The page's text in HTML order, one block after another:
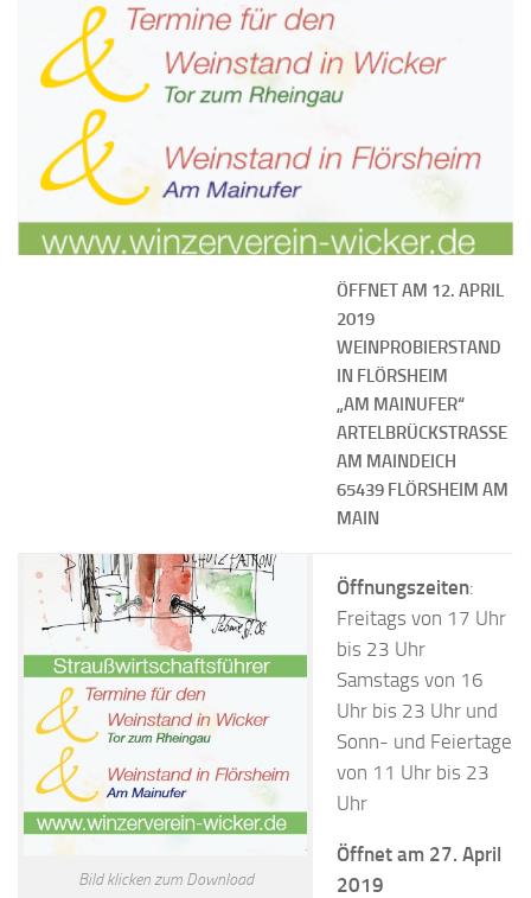
Bild klicken zum Download
ÖFFNET AM 12. APRIL
2019
WEINPROBIERSTAND
IN FLÖRSHEIM
„AM MAINUFER“
ARTELBRÜCKSTRASSE
AM MAINDEICH
65439 FLÖRSHEIM AM
MAIN
Öffnungszeiten:
Freitags von 17 Uhr
bis 23 Uhr
Samstags von 16
Uhr bis 23 Uhr und
Sonn- und Feiertage
von 11 Uhr bis 23
Uhr
Öffnet am 27. April
2019